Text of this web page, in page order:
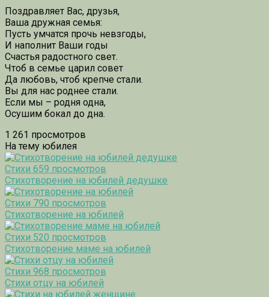
Поздравляет Вас, друзья,
Ваша дружная семья:
Пусть умчатся прочь невзгоды,
И наполнит Ваши годы
Счастья радостного свет.
Чтоб в семье царил совет
Да любовь, чтоб крепче стали.
Вы для нас роднее стали.
Если мы – родня одна,
Осушим бокал до дна.
1 261 просмотров
На тему юбилея
Стихи 659 просмотров
Стихотворение на юбилей дедушке
Стихи 790 просмотров
Стихотворение на юбилей
Стихи 520 просмотров
Стихотворение маме на юбилей
Стихи 968 просмотров
Стихи отцу на юбилей